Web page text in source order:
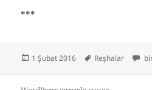
***
Yayın
1 Şubat 2016 Etiketler
Reşhalar